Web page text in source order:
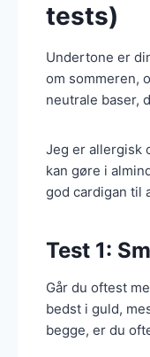
tests)
Undertone er
om sommeren,
neutrale baser,
Jeg er allergisk
kan gøre i
god cardigan til
Test 1:
Går du oftest
bedst i guld,
begge, er du